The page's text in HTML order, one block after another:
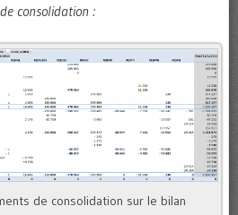
consolidation :
de consolidation sur le bilan